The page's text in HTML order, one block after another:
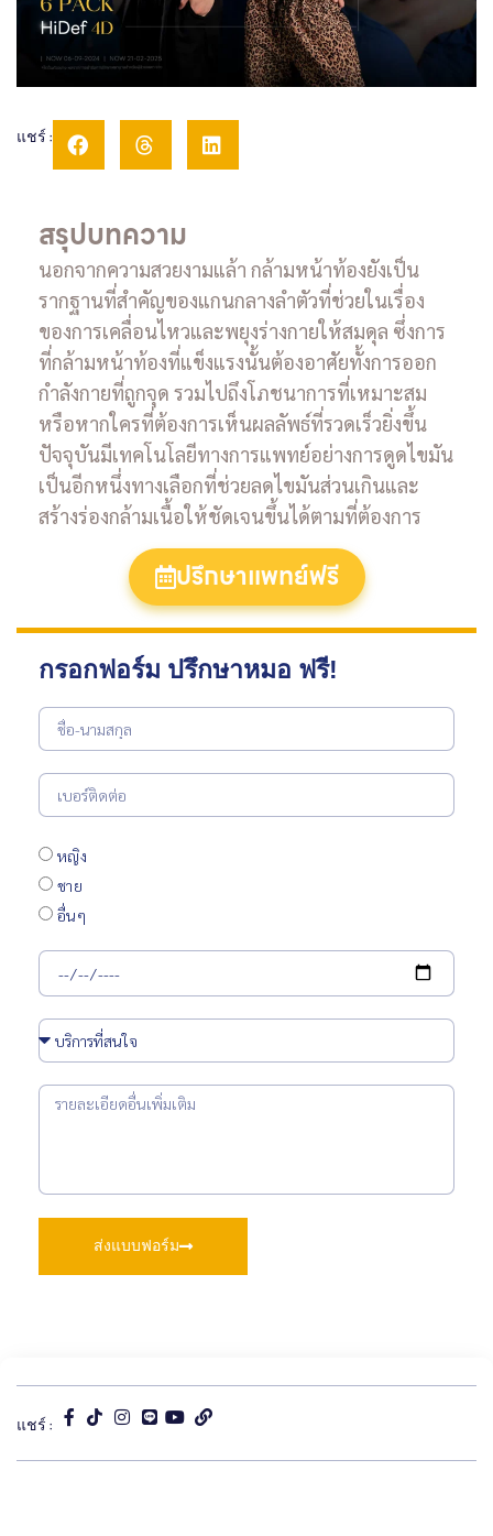
แชร์ :
สรุปบทความ
นอกจากความสวยงามแล้า กล้ามหน้าท้องยังเป็น
รากฐานที่สำคัญของแกนกลางลำตัวที่ช่วยในเรื่อง
ของการเคลื่อนไหวและพยุงร่างกายให้สมดุล ซึ่งการ
ที่กล้ามหน้าท้องที่แข็งแรงนั้นต้องอาศัยทั้งการออก
กำลังกายที่ถูกจุด รวมไปถึงโภชนาการที่เหมาะสม
หรือหากใครที่ต้องการเห็นผลลัพธ์ที่รวดเร็วยิ่งขึ้น
ปัจจุบันมีเทคโนโลยีทางการแพทย์อย่างการดูดไขมัน
เป็นอีกหนึ่งทางเลือกที่ช่วยลดไขมันส่วนเกินและ
สร้างร่องกล้ามเนื้อให้ชัดเจนขึ้นได้ตามที่ต้องการ
ปรึกษาแพทย์ฟรี
กรอกฟอร์ม ปรึกษาหมอ ฟรี!
หญิง
ชาย
อื่นๆ
ส่งแบบฟอร์ม
แชร์ :